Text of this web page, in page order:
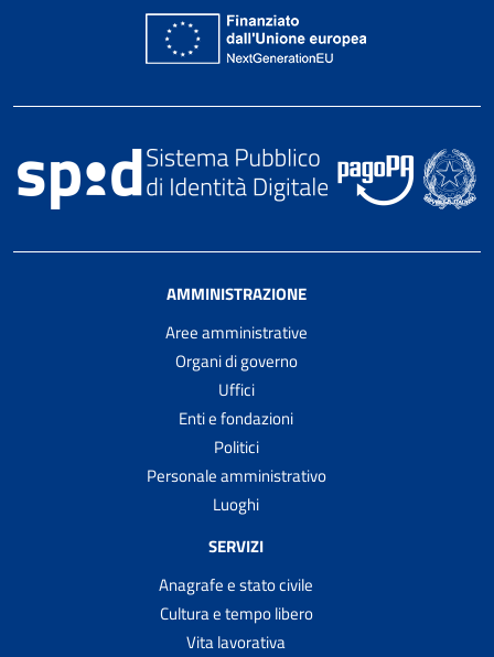
AMMINISTRAZIONE
Aree amministrative
Organi di governo
Uffici
Enti e fondazioni
Politici
Personale amministrativo
Luoghi
SERVIZI
Anagrafe e stato civile
Cultura e tempo libero
Vita lavorativa